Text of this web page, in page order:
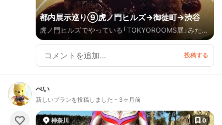
都内展示巡り⑨虎ノ門ヒルズ→御徒町→渋谷
虎ノ門ヒルズでやっている「TOKYOROOMS展」みた後
に制作依頼していたピアスを受け取りに御徒町まで。
渋谷TSUTAYAのスターウォーズコラボにも行きたくて
その後渋谷へ。
ぺい
新しいプランを投稿しました 3ヶ月前
神奈川 0